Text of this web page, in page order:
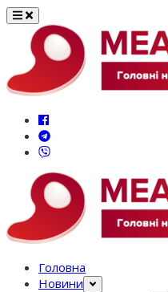
Перейти
вмісту
Головна
Новини